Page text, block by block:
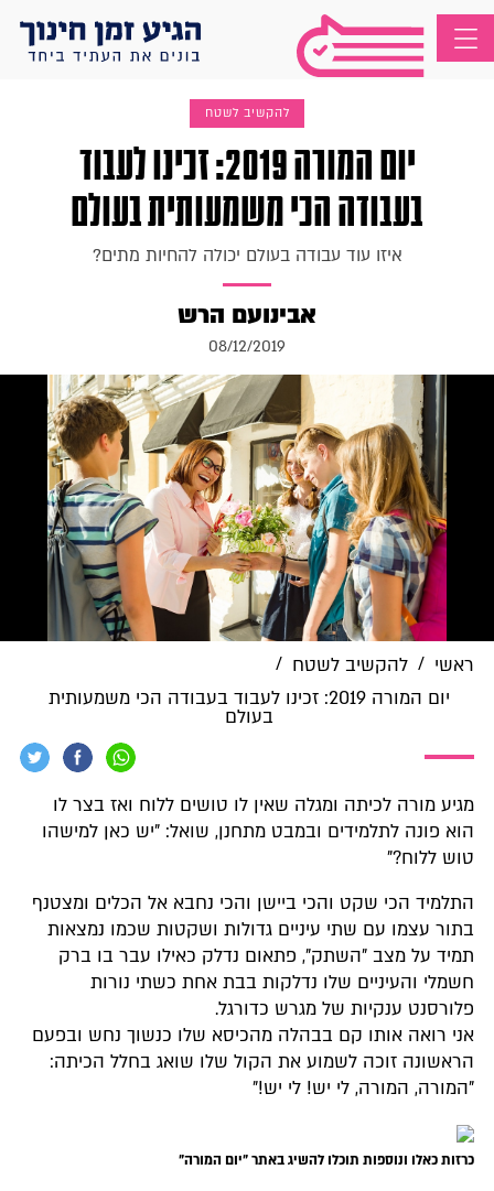
להקשיב לשטח
יום המורה 2019: זכינו לעבוד
בעבודה הכי משמעותית בעולם
איזו עוד עבודה בעולם יכולה להחיות מתים?
אבינועם הרש
08/12/2019
ראשי / להקשיב לשטח /
יום המורה 2019: זכינו לעבוד בעבודה הכי משמעותית
בעולם
מגיע מורה לכיתה ומגלה שאין לו טושים ללוח ואז בצר לו
הוא פונה לתלמידים ובמבט מתחנן, שואל: "יש כאן למישהו
טוש ללוח?"
התלמיד הכי שקט והכי ביישן והכי נחבא אל הכלים ומצטנף
בתור עצמו עם שתי עיניים גדולות ושקטות שכמו נמצאות
תמיד על מצב "השתק", פתאום נדלק כאילו עבר בו ברק
חשמלי והעיניים שלו נדלקות בבת אחת כשתי נורות
פלורסנט ענקיות של מגרש כדורגל.
אני רואה אותו קם בבהלה מהכיסא שלו כנשוך נחש ובפעם
הראשונה זוכה לשמוע את הקול שלו שואג בחלל הכיתה:
"המורה, המורה, לי יש! לי יש!"
כרזות כאלו ונוספות תוכלו להשיג באתר "יום המורה"